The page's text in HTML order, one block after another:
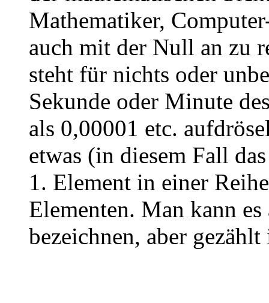
Mathematiker,
auch mit der Null an zu
steht für nichts oder
Sekunde oder Minute
als 0,00001 etc.
etwas (in diesem Fall
1. Element in einer
Elementen. Man kann
bezeichnen, aber gezählt